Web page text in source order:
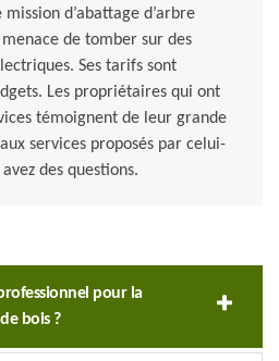
d’abattage d’arbre
de tomber sur des
Ses tarifs sont
Les propriétaires qui ont
témoignent de leur grande
services proposés par celui-
des questions.
pour la
bois ?